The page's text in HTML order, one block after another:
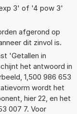
3' of '4 pow 3'
afgerond op
dit zinvol is.
'Getallen in
het antwoord in
1,500 986 653
wordt het
hier 22, en het
007 7. Voor